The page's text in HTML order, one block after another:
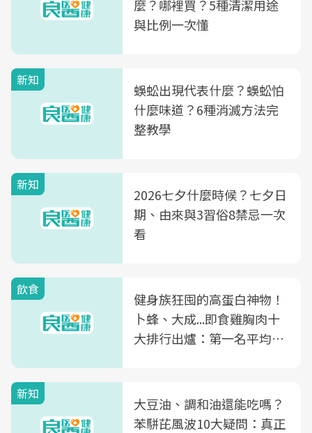
麼？哪裡買？5種清潔用途
與比例一次懂
新知
蜈蚣出現代表什麼？蜈蚣怕
什麼味道？6種消滅方法完
整教學
新知
2026七夕什麼時候？七夕日
期、由來與3習俗8禁忌一次
看
飲食
健身族狂囤的高蛋白神物！
卜蜂、大成...即食雞胸肉十
大排行出爐：第一名平均一
新知
大豆油、調和油還能吃嗎？
苯駢芘風波10大疑問：真正